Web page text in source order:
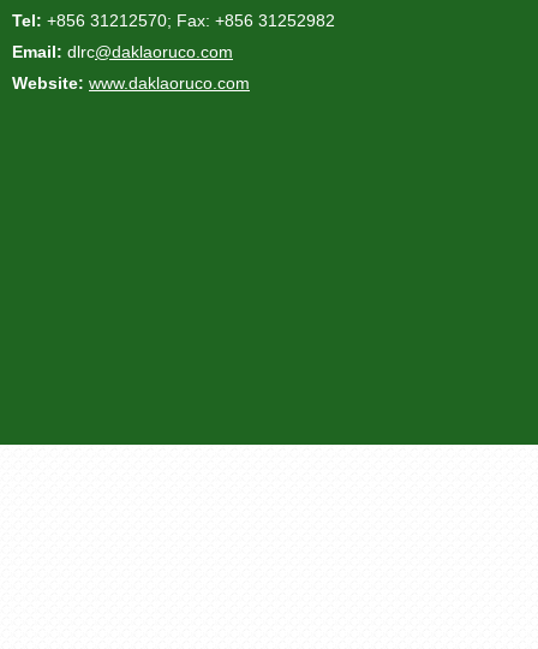
Tel: +856 31212570; Fax: +856 31252982
Email: dlrc@daklaoruco.com
Website: www.daklaoruco.com